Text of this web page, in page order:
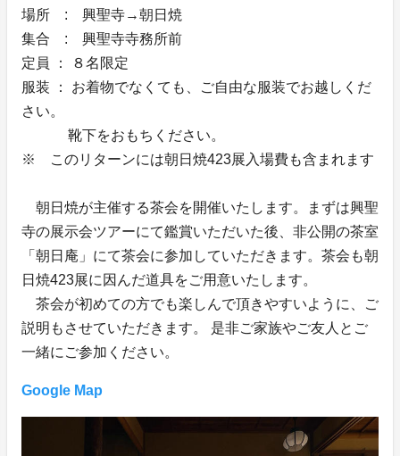
場所 : 興聖寺→朝日焼
集合 : 興聖寺寺務所前
定員 ： ８名限定
服装 ： お着物でなくても、ご自由な服装でお越しくだ
さい。
靴下をおもちください。
※ このリターンには朝日焼423展入場費も含まれます
朝日焼が主催する茶会を開催いたします。まずは興聖
寺の展示会ツアーにて鑑賞いただいた後、非公開の茶室
「朝日庵」にて茶会に参加していただきます。茶会も朝
日焼423展に因んだ道具をご用意いたします。
茶会が初めての方でも楽しんで頂きやすいように、ご
説明もさせていただきます。 是非ご家族やご友人とご
一緒にご参加ください。
Google Map